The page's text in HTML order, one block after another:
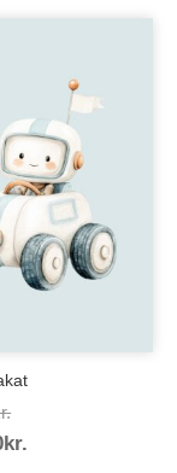
Prisinterval:
89,00kr.
kr.